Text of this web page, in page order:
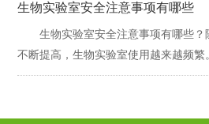
生物实验室安全注意事项有哪些
生物实验室安全注意事项有哪些
不断提高，生物实验室使用越来越频繁